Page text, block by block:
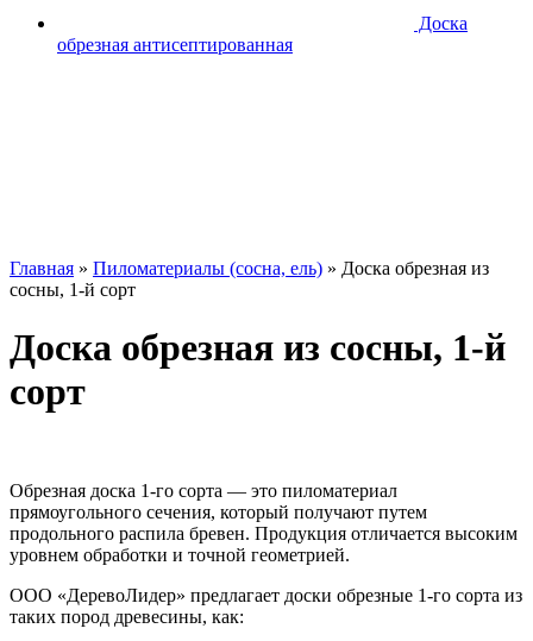
Доска
обрезная антисептированная
Главная » Пиломатериалы (сосна, ель) » Доска обрезная из
сосны, 1-й сорт
Доска обрезная из сосны, 1-й
сорт
Обрезная доска 1-го сорта — это пиломатериал
прямоугольного сечения, который получают путем
продольного распила бревен. Продукция отличается высоким
уровнем обработки и точной геометрией.
ООО «ДеревоЛидер» предлагает доски обрезные 1-го сорта из
таких пород древесины, как: